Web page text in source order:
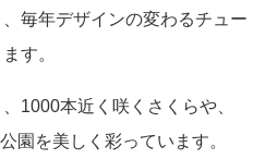
毎年デザインの変わるチュー
す。
1000本近く咲くさくらや、
園を美しく彩っています。